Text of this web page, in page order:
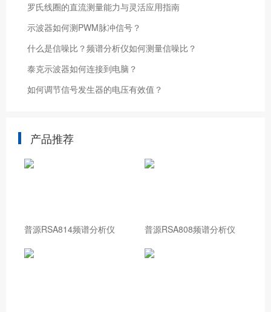
罗氏线圈的直流测量能力与灵活应用指南
示波器如何测PWM脉冲信号？
什么是信噪比？频谱分析仪如何测量信噪比？
泰克示波器如何连接到电脑？
如何调节信号发生器的电压有效值？
产品推荐
普源RSA814频谱分析仪 普源RSA808频谱分析仪